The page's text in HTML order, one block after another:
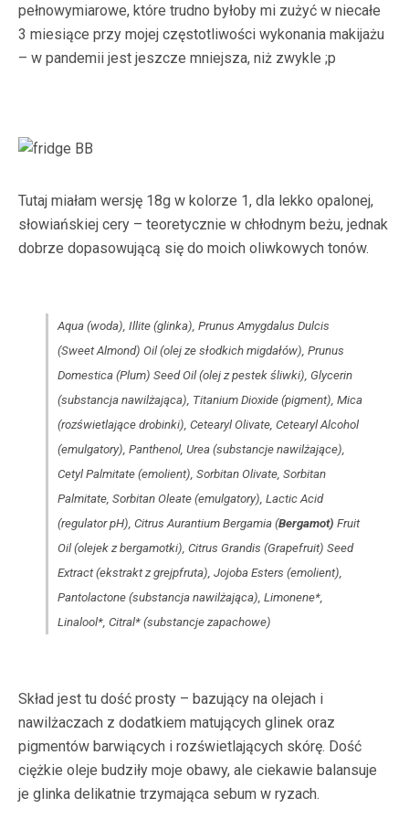
pełnowymiarowe, które trudno byłoby mi zużyć w niecałe
3 miesiące przy mojej częstotliwości wykonania makijażu
– w pandemii jest jeszcze mniejsza, niż zwykle ;p
Tutaj miałam wersję 18g w kolorze 1, dla lekko opalonej,
słowiańskiej cery – teoretycznie w chłodnym beżu, jednak
dobrze dopasowującą się do moich oliwkowych tonów.
Aqua (woda), Illite (glinka), Prunus Amygdalus Dulcis
(Sweet Almond) Oil (olej ze słodkich migdałów), Prunus
Domestica (Plum) Seed Oil (olej z pestek śliwki), Glycerin
(substancja nawilżająca), Titanium Dioxide (pigment), Mica
(rozświetlające drobinki), Cetearyl Olivate, Cetearyl Alcohol
(emulgatory), Panthenol, Urea (substancje nawilżające),
Cetyl Palmitate (emolient), Sorbitan Olivate, Sorbitan
Palmitate, Sorbitan Oleate (emulgatory), Lactic Acid
(regulator pH), Citrus Aurantium Bergamia (Bergamot) Fruit
Oil (olejek z bergamotki), Citrus Grandis (Grapefruit) Seed
Extract (ekstrakt z grejpfruta), Jojoba Esters (emolient),
Pantolactone (substancja nawilżająca), Limonene*,
Linalool*, Citral* (substancje zapachowe)
Skład jest tu dość prosty – bazujący na olejach i
nawilżaczach z dodatkiem matujących glinek oraz
pigmentów barwiących i rozświetlających skórę. Dość
ciężkie oleje budziły moje obawy, ale ciekawie balansuje
je glinka delikatnie trzymająca sebum w ryzach.